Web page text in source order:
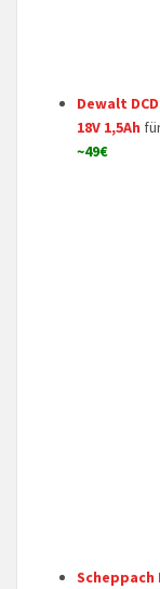
Dewalt
18V 1,5Ah
~49€
Scheppach